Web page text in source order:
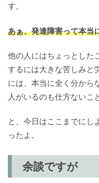
す。
あぁ、発達障害って本当
他の人にはちょっとした
するには大きな苦しみと
には、本当に全く分から
人がいるのも仕方ないこ
と、今日はここまでにし
ったよ。
余談ですが